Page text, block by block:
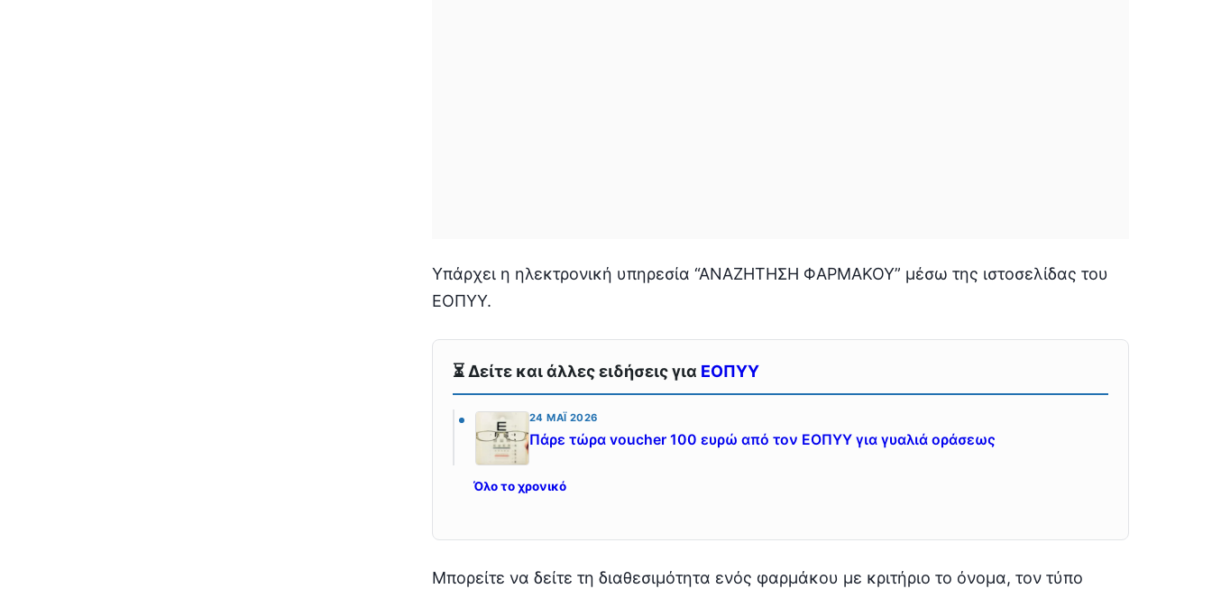
Υπάρχει η ηλεκτρονική υπηρεσία “ΑΝΑΖΗΤΗΣΗ ΦΑΡΜΑΚΟΥ” μέσω της ιστοσελίδας του
ΕΟΠΥΥ.
⏳ Δείτε και άλλες ειδήσεις για ΕΟΠΥΥ
24 ΜΆΙ 2026
Πάρε τώρα voucher 100 ευρώ από τον ΕΟΠΥΥ για γυαλιά οράσεως
Όλο το χρονικό
Μπορείτε να δείτε τη διαθεσιμότητα ενός φαρμάκου με κριτήριο το όνομα, τον τύπο